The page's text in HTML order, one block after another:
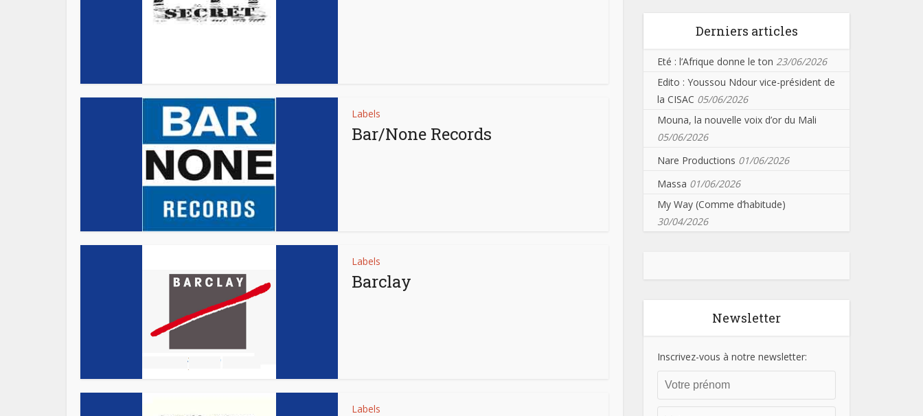
Labels
Bar/None Records
Labels
Barclay
Labels
Derniers articles
Eté : l’Afrique donne le ton 23/06/2026
Edito : Youssou Ndour vice-président de
la CISAC 05/06/2026
Mouna, la nouvelle voix d’or du Mali
05/06/2026
Nare Productions 01/06/2026
Massa 01/06/2026
My Way (Comme d’habitude)
30/04/2026
Newsletter
Inscrivez-vous à notre newsletter: